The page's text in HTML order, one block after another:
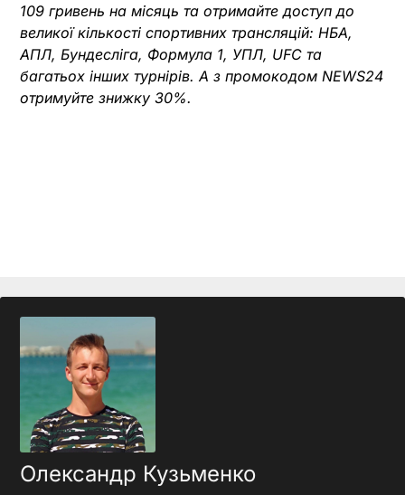
109 гривень на місяць та отримайте доступ до
великої кількості спортивних трансляцій: НБА,
АПЛ, Бундесліга, Формула 1, УПЛ, UFC та
багатьох інших турнірів. А з промокодом NEWS24
отримуйте знижку 30%.
Олександр Кузьменко